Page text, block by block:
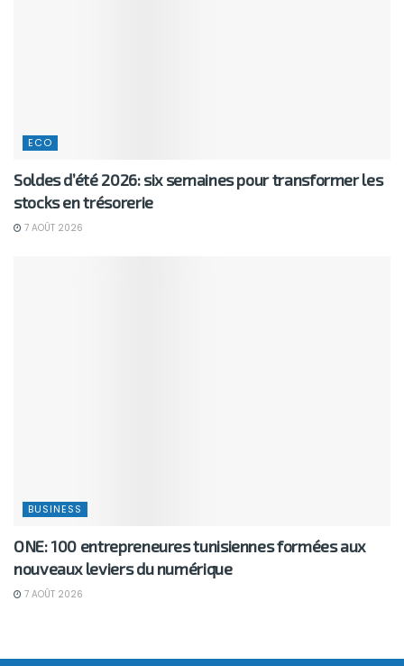
ECO
Soldes d’été 2026: six semaines pour transformer les
stocks en trésorerie
7 AOÛT 2026
BUSINESS
ONE: 100 entrepreneures tunisiennes formées aux
nouveaux leviers du numérique
7 AOÛT 2026